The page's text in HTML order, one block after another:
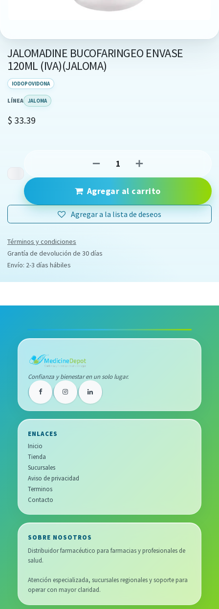
JALOMADINE BUCOFARINGEO ENVASE
120ML (IVA)(JALOMA)
IODOPOVIDONA
LÍNEA JALOMA
$ 33.39
Agregar al carrito
Agregar a la lista de deseos
Términos y condiciones
Grantía de devolución de 30 días
Envío: 2-3 días hábiles
Confianza y bienestar en un solo lugar.
ENLACES
Inicio
Tienda
Sucursales
Aviso de privacidad
Terminos
Contacto
SOBRE NOSOTROS
Distribuidor farmacéutico para farmacias y profesionales de
salud.
Atención especializada, sucursales regionales y soporte para
operar con mayor claridad.